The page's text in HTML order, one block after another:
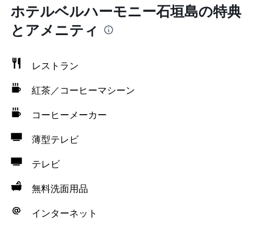
ホテルベルハーモニー石垣島の特典
とアメニティ
レストラン
紅茶／コーヒーマシーン
コーヒーメーカー
薄型テレビ
テレビ
無料洗面用品
インターネット